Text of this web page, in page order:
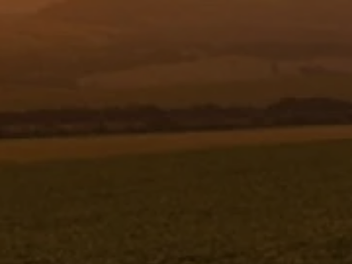
COMPUTADOR " JKC-2000 " 256339